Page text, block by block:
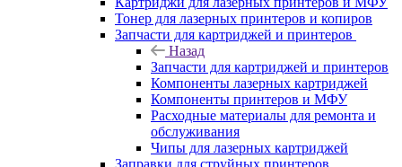
Тонер для лазерных принтеров и копиров
Запчасти для картриджей и принтеров
Назад
Запчасти для картриджей и принтеров
Компоненты лазерных картриджей
Компоненты принтеров и МФУ
Расходные материалы для ремонта и
обслуживания
Чипы для лазерных картриджей
Заправки для струйных принтеров